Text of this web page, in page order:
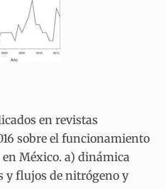
en revistas
sobre el funcionamiento
en México. a) dinámica
y flujos de nitrógeno y